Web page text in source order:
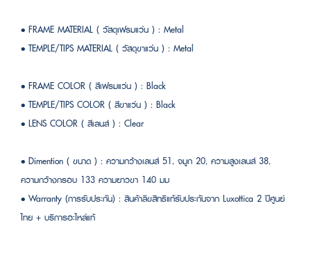
• FRAME MATERIAL ( วัสดุเฟรมแว่น ) : Metal
• TEMPLE/TIPS MATERIAL ( วัสดุขาแว่น ) : Metal
• FRAME COLOR ( สีเฟรมแว่น ) : Black
• TEMPLE/TIPS COLOR ( สีขาแว่น ) : Black
• LENS COLOR ( สีเลนส์ ) : Clear
• Dimention ( ขนาด ) : ความกว้างเลนส์ 51, จมูก 20, ความสูงเลนส์ 38,
ความกว้างกรอบ 133 ความยาวขา 140 มม
• Warranty (การรับประกัน) : สินค้าลิขสิทธิแท้รับประกันจาก Luxottica 2 ปีศูนย์
ไทย + บริการอะไหล่แท้